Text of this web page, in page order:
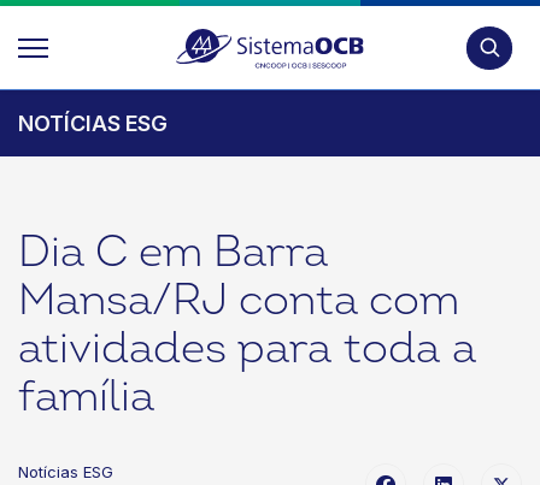
NOTÍCIAS ESG
Dia C em Barra
Mansa/RJ conta com
atividades para toda a
família
Notícias ESG